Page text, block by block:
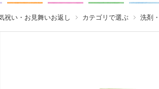
祝い・お見舞いお返し カテゴリで選ぶ 洗剤